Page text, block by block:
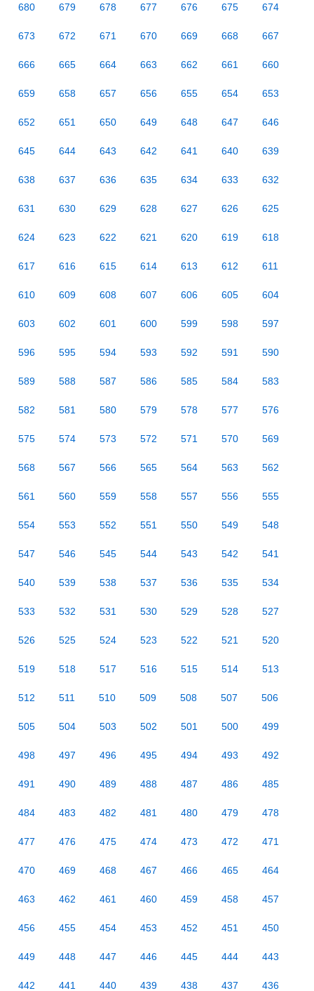
680 679 678 677 676 675 674
673 672 671 670 669 668 667
666 665 664 663 662 661 660
659 658 657 656 655 654 653
652 651 650 649 648 647 646
645 644 643 642 641 640 639
638 637 636 635 634 633 632
631 630 629 628 627 626 625
624 623 622 621 620 619 618
617 616 615 614 613 612 611
610 609 608 607 606 605 604
603 602 601 600 599 598 597
596 595 594 593 592 591 590
589 588 587 586 585 584 583
582 581 580 579 578 577 576
575 574 573 572 571 570 569
568 567 566 565 564 563 562
561 560 559 558 557 556 555
554 553 552 551 550 549 548
547 546 545 544 543 542 541
540 539 538 537 536 535 534
533 532 531 530 529 528 527
526 525 524 523 522 521 520
519 518 517 516 515 514 513
512 511 510 509 508 507 506
505 504 503 502 501 500 499
498 497 496 495 494 493 492
491 490 489 488 487 486 485
484 483 482 481 480 479 478
477 476 475 474 473 472 471
470 469 468 467 466 465 464
463 462 461 460 459 458 457
456 455 454 453 452 451 450
449 448 447 446 445 444 443
442 441 440 439 438 437 436